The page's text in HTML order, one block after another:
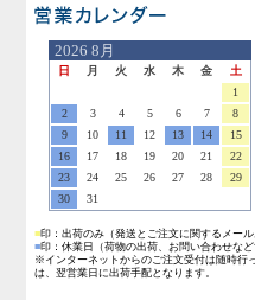
2026 8月
日 月 火 水 木 金
土
1
2
3 4 5 6 7
8
9
10 11 12 13 14
15
16
17 18 19 20 21
22
23
24 25 26 27 28
29
30
31
■印：出荷のみ （発送とご注文に関するメー
■印：休業日
（荷物の出荷、お問い合わせなど
※インターネットからのご注文受付は随時行
は、翌営業日に出荷手配となります。